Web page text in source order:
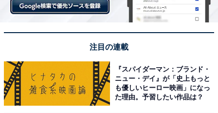
注目の連載
『スパイダーマン：ブランド・
ニュー・デイ』が「史上もっと
も優しいヒーロー映画」になっ
た理由。予習したい作品は？